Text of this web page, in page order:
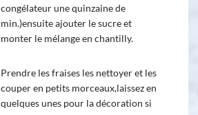
congélateur une quinzaine de
min.)ensuite ajouter le sucre et
monter le mélange en chantilly.
Prendre les fraises les nettoyer et les
couper en petits morceaux,laissez en
quelques unes pour la décoration si